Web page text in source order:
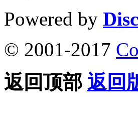
Powered by
© 2001-2017
返回顶部 返回